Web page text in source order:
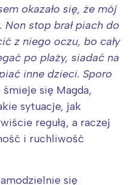
okazało się, że mój
Non stop brał piach do
z niego oczu, bo cały
po plaży, siadać na
inne dzieci. Sporo
się Magda,
sytuacje, jak
regułą, a raczej
i ruchliwość
się